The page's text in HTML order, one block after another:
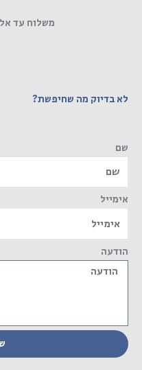
משלוח עד
לא בדיוק מה שחיפשת?
שם
אימייל
הודעה